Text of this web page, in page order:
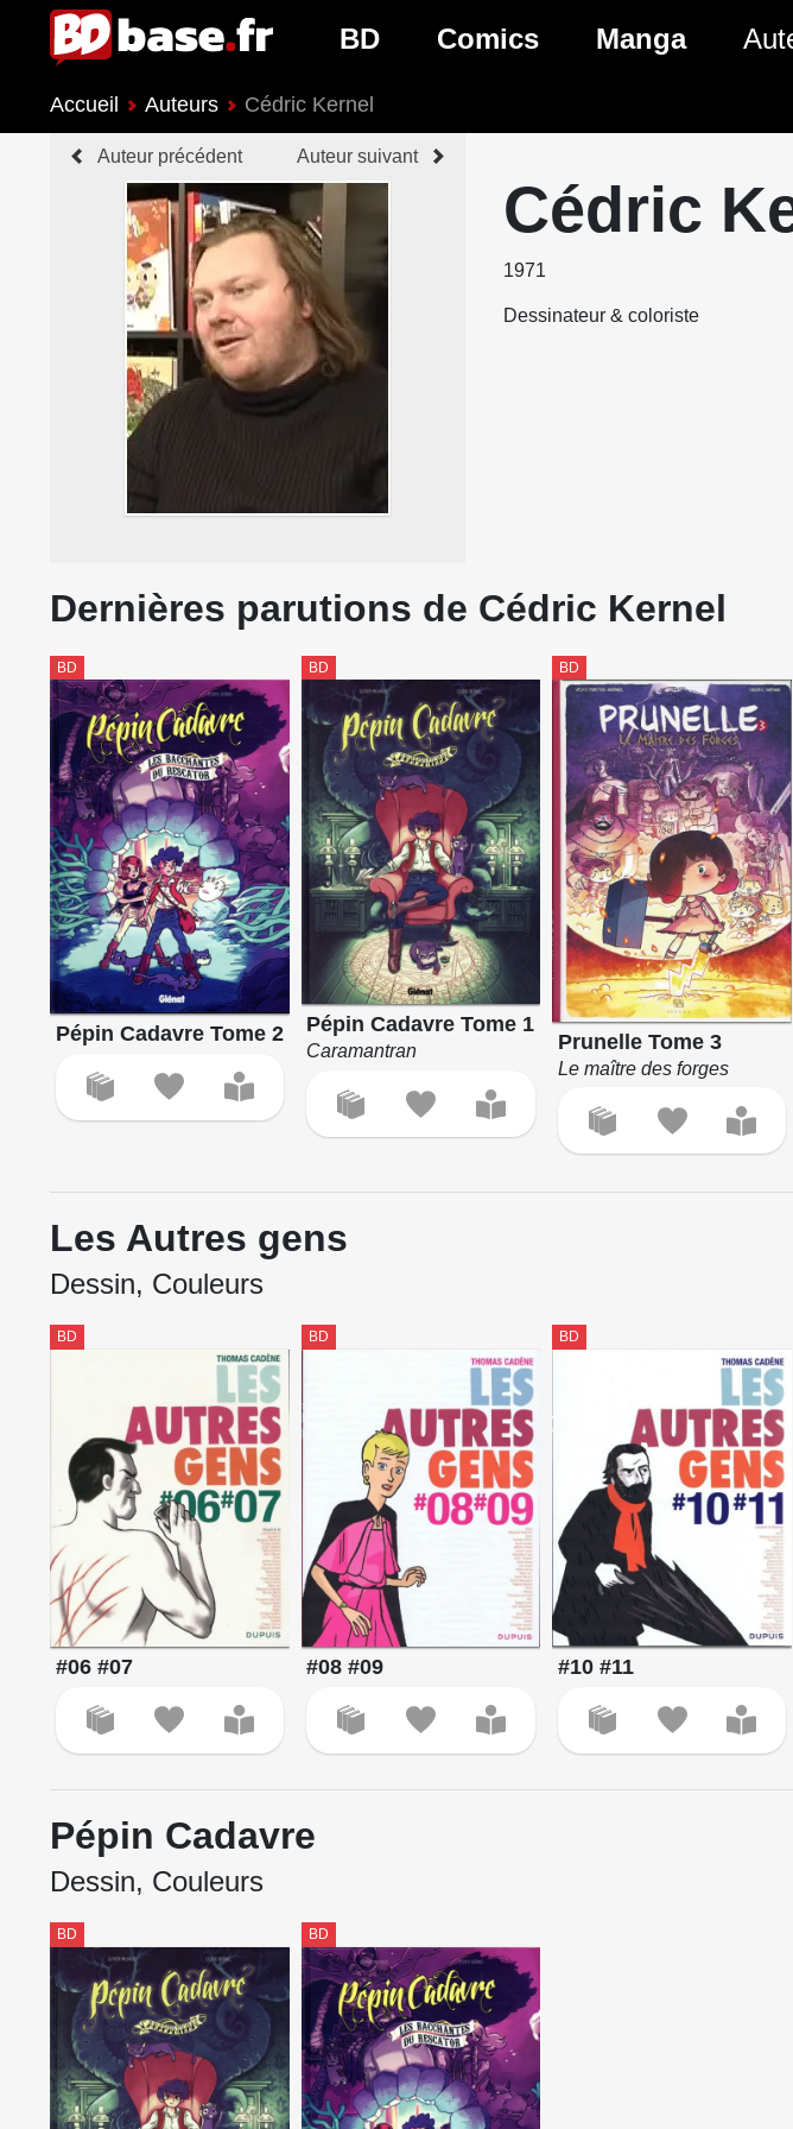
BD
Nouveautés BD
Prochaines sorties BD
Comics
Genres Comics
Manga
Genres Manga
Accueil Auteurs Cédric Kernel
Auteur précédent Auteur suivant
Cédric
1971
Dessinateur & coloriste
Dernières parutions de Cédric Kernel
BD
Pépin Cadavre Tome 2
BD
Pépin Cadavre Tome 1
Caramantran
BD
Prunelle Tome 3
Le maître des forges
Les Autres gens
Dessin, Couleurs
BD
#06 #07
BD
#08 #09
BD
#10 #11
Pépin Cadavre
Dessin, Couleurs
BD BD